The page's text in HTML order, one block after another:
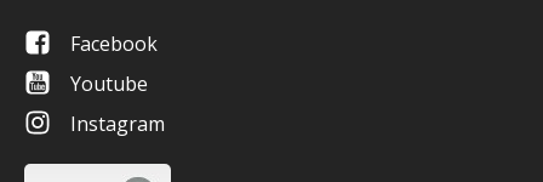
Facebook
Youtube
Instagram